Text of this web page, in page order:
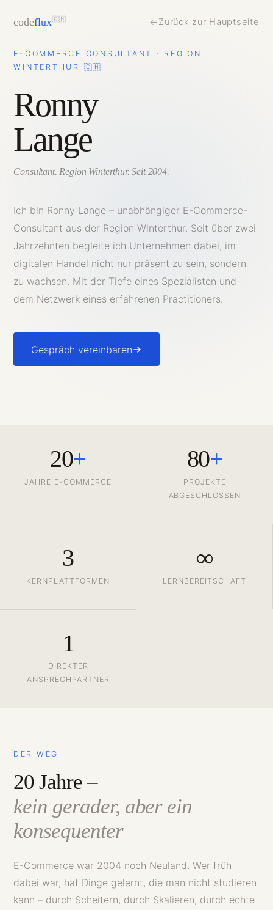
codeflux 🇨🇭 ← Zurück zur Hauptseite
E-COMMERCE CONSULTANT · REGION
WINTERTHUR 🇨🇭
Ronny
Lange
Consultant. Region Winterthur. Seit 2004.
Ich bin Ronny Lange – unabhängiger E-Commerce-
Consultant aus der Region Winterthur. Seit über zwei
Jahrzehnten begleite ich Unternehmen dabei, im
digitalen Handel nicht nur präsent zu sein, sondern
zu wachsen. Mit der Tiefe eines Spezialisten und
dem Netzwerk eines erfahrenen Practitioners.
Gespräch vereinbaren
20+
JAHRE E-COMMERCE
80+
PROJEKTE
ABGESCHLOSSEN
3
KERNPLATTFORMEN
∞
LERNBEREITSCHAFT
1
DIREKTER
ANSPRECHPARTNER
DER WEG
20 Jahre –
kein gerader, aber ein
konsequenter
E-Commerce war 2004 noch Neuland. Wer früh
dabei war, hat Dinge gelernt, die man nicht studieren
kann – durch Scheitern, durch Skalieren, durch echte